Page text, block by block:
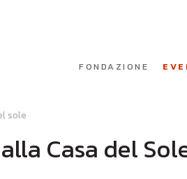
FONDAZIONE
sole
Casa del